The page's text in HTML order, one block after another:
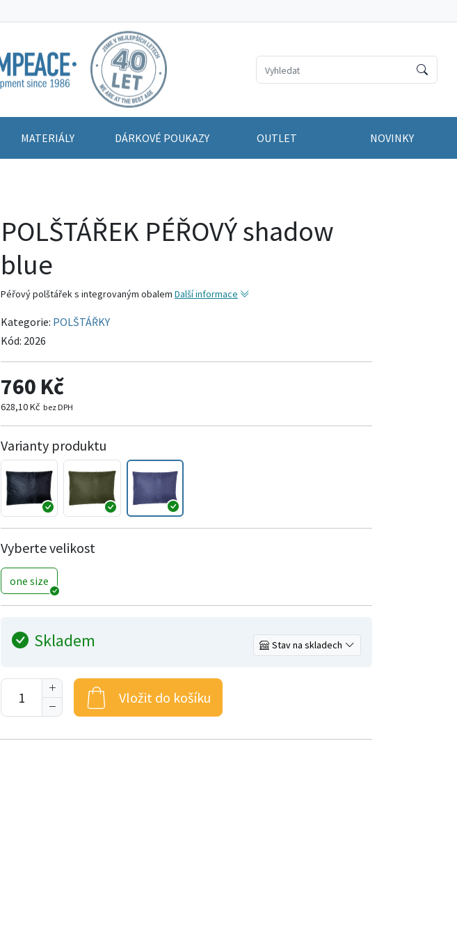
MATERIÁLY DÁRKOVÉ POUKAZY OUTLET NOVINKY
POLŠTÁŘEK PÉŘOVÝ shadow
blue
Péřový polštářek s integrovaným obalem Další informace
Kategorie: POLŠTÁŘKY
Kód: 2026
760 Kč
628,10 Kč bez DPH
Varianty produktu
Vyberte velikost
one size
Skladem Stav na skladech
Vložit do košíku